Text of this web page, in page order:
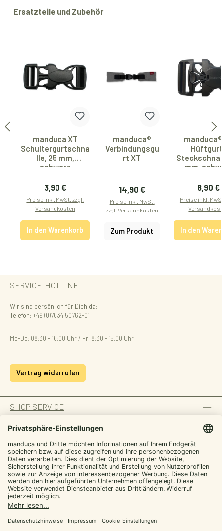
Produktgalerie überspringen
Ersatzteile und Zubehör
manduca XT
Schultergurtschna
lle, 25 mm,
schwarz
Regulärer Preis:
3,90 €
Preise inkl. MwSt. zzgl.
Versandkosten
In den Warenkorb
manduca®
Verbindungsgu
rt XT
Regulärer Preis:
14,90 €
Preise inkl. MwSt.
zzgl. Versandkosten
Zum Produkt
mm,
8,90 €
Preise inkl.
In den
SERVICE-HOTLINE
Wir sind persönlich für Dich da:
Telefon: +49 (0)7634 50762-01
Mo-Do: 08:30 - 16:00 Uhr / Fr: 8:30 - 15.00 Uhr
Vertrag widerrufen
SHOP SERVICE
INFORMATION
ZAHLUNGSARTEN
SICHER EINKAUFEN
UNSERE COMMUNITIES